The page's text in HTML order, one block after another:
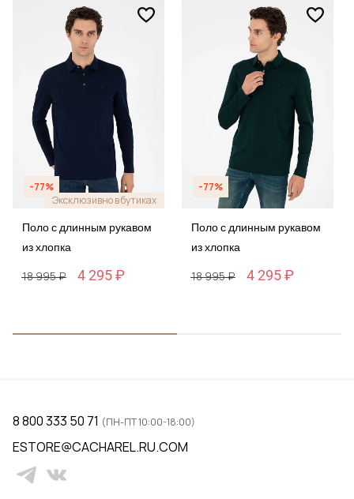
-77%
Эксклюзивно в бутиках
Поло с длинным рукавом
из хлопка
18 995 ₽ 4 295 ₽
-77%
Поло с длинным рукавом
из хлопка
18 995 ₽ 4 295 ₽
8 800 333 50 71 (ПН-ПТ 10:00-18:00)
ESTORE@CACHAREL.RU.COM